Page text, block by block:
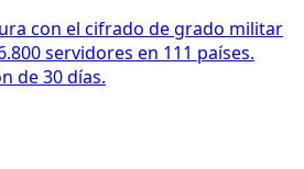
con el cifrado de grado militar
servidores en 111 países.
de 30 días.